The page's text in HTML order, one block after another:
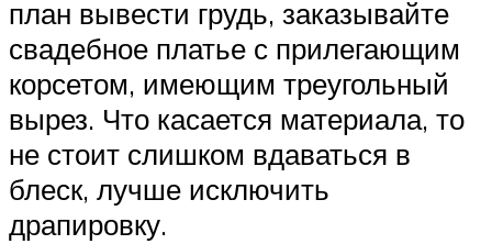
план вывести грудь, заказывайте
свадебное платье с прилегающим
корсетом, имеющим треугольный
вырез. Что касается материала, то
не стоит слишком вдаваться в
блеск, лучше исключить
драпировку.